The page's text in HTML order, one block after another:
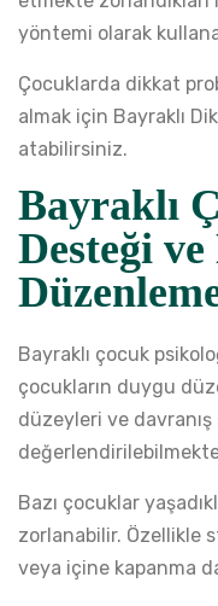
yöntemi olarak
Çocuklarda dikkat
almak için Bayraklı
atabilirsiniz.
Bayraklı
Desteği
Bayraklı çocuk
çocukların duygu
düzeyleri ve
Bazı çocuklar
zorlanabilir. Özellikle
veya içine kapanma